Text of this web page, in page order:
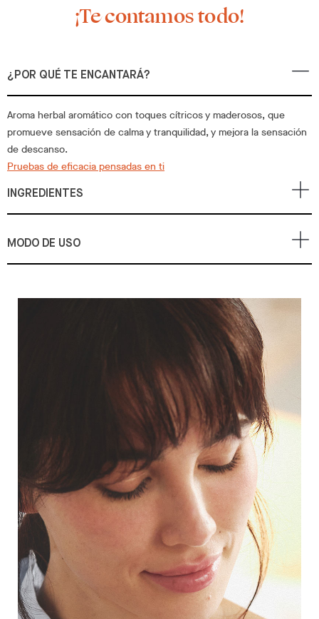
¡Te contamos todo!
¿POR QUÉ TE ENCANTARÁ?
Aroma herbal aromático con toques cítricos y maderosos, que
promueve sensación de calma y tranquilidad, y mejora la sensación
de descanso.
Pruebas de eficacia pensadas en ti
INGREDIENTES
MODO DE USO